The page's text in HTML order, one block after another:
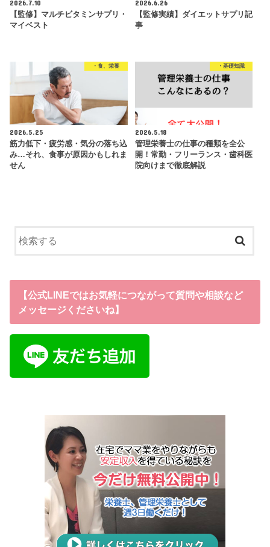
2026.7.10
【監修】マルチビタミンサプリ・
マイベスト
2026.6.26
【監修実績】ダイエットサプリ記
事
・食、栄養
2026.5.25
筋力低下・疲労感・気分の落ち込
み…それ、食事が原因かもしれま
せん
・基礎知識
2026.5.18
管理栄養士の仕事の種類を全公
開！常勤・フリーランス・歯科医
院向けまで徹底解説
【公式LINEではお気軽につながって質問や相談など
メッセージくださいね】